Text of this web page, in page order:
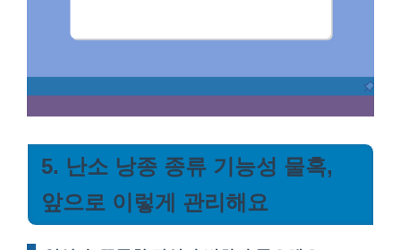
5. 난소 낭종 종류 기능성 물혹,
앞으로 이렇게 관리해요